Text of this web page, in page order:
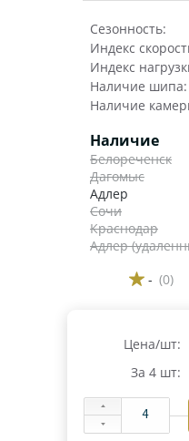
Сезонность:
Индекс
Индекс
Наличие шипа:
Наличие
Наличие
Белореченск
Дагомыс
Адлер
Сочи
Краснодар
Адлер
- (0)
Цена/шт:
За 4 шт: